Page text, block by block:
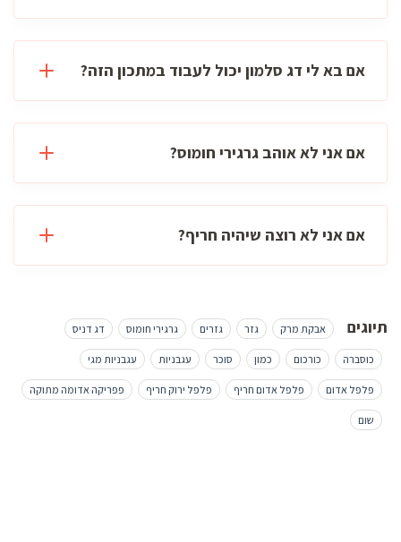
אם בא לי דג סלמון יכול לעבוד במתכון הזה?
אם אני לא אוהב גרגירי חומוס?
אם אני לא רוצה שיהיה חריף?
תיוגים אבקת מרק גזר גזרים גרגירי חומוס דג דניס
כוסברה כורכום כמון סוכר עגבניות עגבניות מגי
פלפל אדום פלפל אדום חריף פלפל ירוק חריף פפריקה אדומה מתוקה
שום